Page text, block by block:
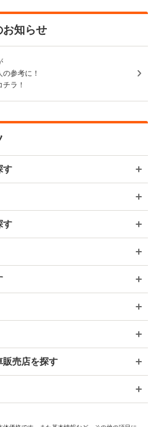
お知らせ
参考に！
ラ！
す
す
販売店を探す